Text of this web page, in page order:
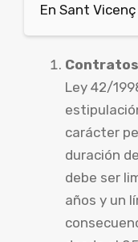
En Sant
Ley 42/
carácter
duración
debe ser
años y un